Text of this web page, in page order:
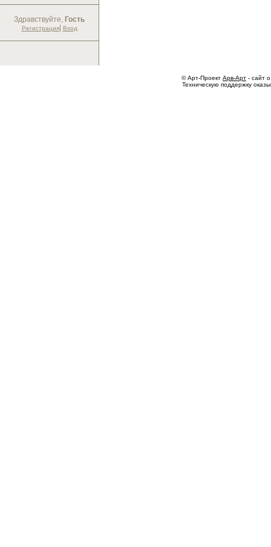
Здравствуйте, Гость
Регистрация| Вход
© Арт-Проект Арв-Арт - сайт
Техническую поддержку